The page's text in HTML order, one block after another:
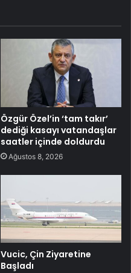
Özgür Özel’in ‘tam takır’
dediği kasayı vatandaşlar
saatler içinde doldurdu
Ağustos 8, 2026
Vucic, Çin Ziyaretine
Başladı